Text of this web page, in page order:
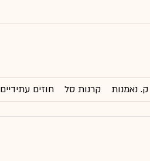
ק. נאמנות קרנות סל חוזים עתידיים